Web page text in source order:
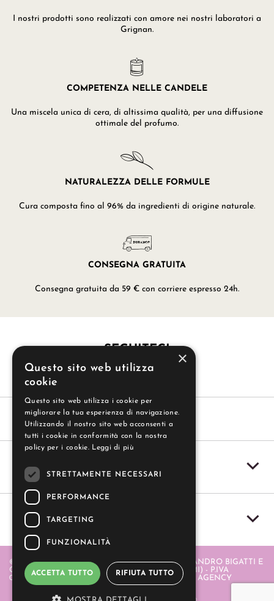
I nostri prodotti sono realizzati con amore nei nostri laboratori a
Grignan.
COMPETENZA NELLE CANDELE
Una miscela unica di cera, di altissima qualità, per una diffusione
ottimale del profumo.
NATURALEZZA DELLE FORMULE
Cura composta fino al 96% da ingredienti di origine naturale.
CONSEGNA GRATUITA
Consegna gratuita da 59 € con corriere espresso 24h.
SEGUITECI
SERVIZIO CLIENTI
IL MIO ACCOUNT
© 2004-2026 GUZZI SAS - GUZZI SAS DI ALESSANDRO BIGATTI E
C. - PIAZZA ITALIA 20 - 20064 GORGONZOLA (MI) - P.IVA
06580880968 . REALIZZATO DA
- APERION WEB AGENCY
×
Questo sito web utilizza
cookie
Questo sito web utilizza i cookie per
migliorare la tua esperienza di navigazione.
Utilizzando il nostro sito web acconsenti a
tutti i cookie in conformità con la nostra
policy per i cookie. Leggi di più
STRETTAMENTE NECESSARI
PERFORMANCE
TARGETING
FUNZIONALITÀ
ACCETTA TUTTO RIFIUTA TUTTO